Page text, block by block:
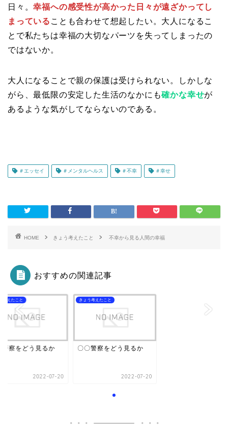
日々。幸福への感受性が高かった日々が遠ざかってし
まっている ことも合わせて想起したい。大人になるこ
とで私たちは幸福の大切なパーツを失ってしまったの
ではないか。
大人になることで親の保護は受けられない。しかしな
がら、最低限の安定した生活のなかにも確かな幸せが
あるような気がしてならないのである。
＃エッセイ ＃メンタルヘルス ＃不幸 ＃幸せ
HOME きょう考えたこと 不幸から見る人間の幸福
おすすめの関連記事
考えたこと
警察をどう見るか
2022-07-20
きょう考えたこと
〇〇警察をどう見るか
2022-07-20